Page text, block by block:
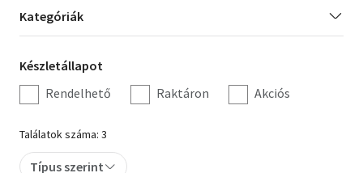
Hobbi, szabadidő
Irodalom
Művészet
Kategória
szűrés
Kategóriák
Készletállapot
szűrés
Készletállapot
Rendelhető
Raktáron Akciós
Találatok száma: 3
Típus szerint